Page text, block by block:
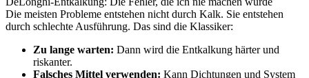
Die meisten Probleme entstehen nicht durch Kalk. Sie entstehen
durch schlechte Ausführung. Das sind die Klassiker:
Zu lange warten: Dann wird die Entkalkung härter und
riskanter.
Falsches Mittel verwenden: Kann Dichtungen und System